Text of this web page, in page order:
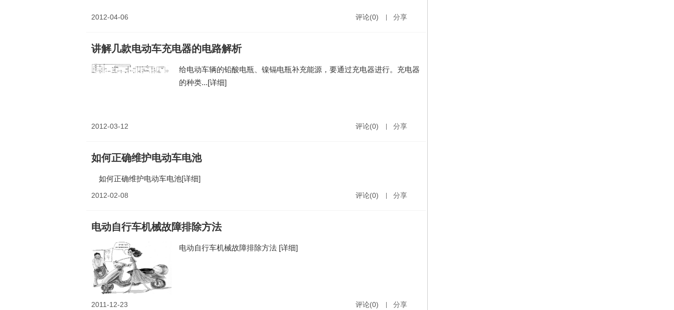
2012-04-06 评论(0) 分享
讲解几款电动车充电器的电路解析
给电动车辆的铅酸电瓶、镍镉电瓶补充能源，要通过充电器进行。充电器
的种类...[详细]
2012-03-12 评论(0) 分享
如何正确维护电动车电池
如何正确维护电动车电池[详细]
2012-02-08 评论(0) 分享
电动自行车机械故障排除方法
电动自行车机械故障排除方法 [详细]
2011-12-23 评论(0) 分享